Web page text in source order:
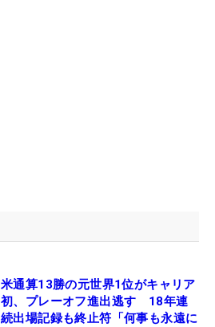
米通算13勝の元世界1位がキャリア
初、プレーオフ進出逃す 18年連
続出場記録も終止符「何事も永遠に